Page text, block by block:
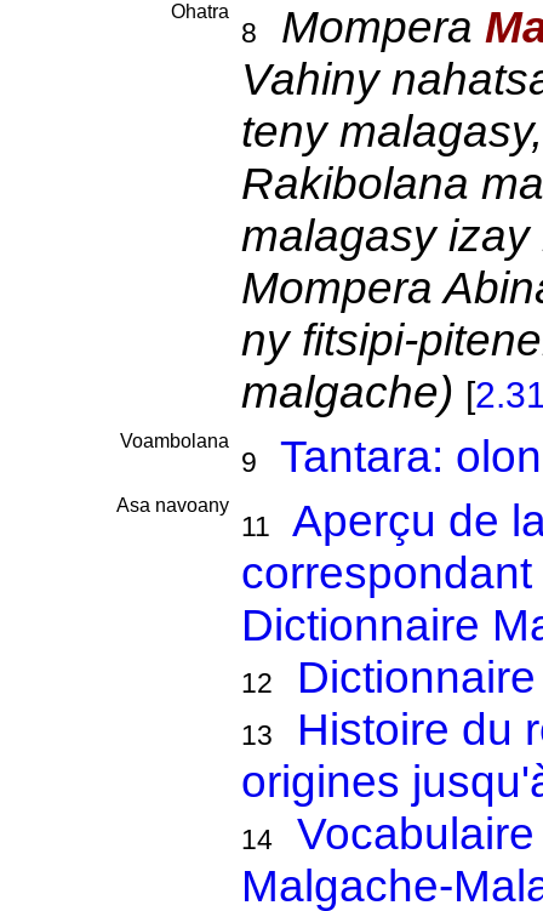
Ohatra
8 Mompera
Vahiny
teny
Rakibolana
malagasy
Mompera
ny fitsipi-
malgache) [
Voambolana
9 Tantara:
Asa navoany
11
Aperçu de
Dictionnaire
12
13
Histoire du
origines
14
Malgache-